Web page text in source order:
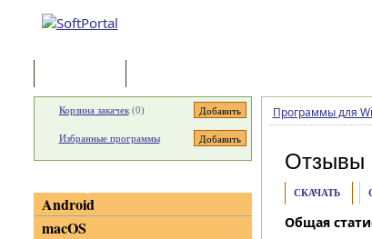
Программы для
Отзывы
СКАЧАТЬ
Общая
Корзина закачек(0)
Избранные программы
Android
macOS